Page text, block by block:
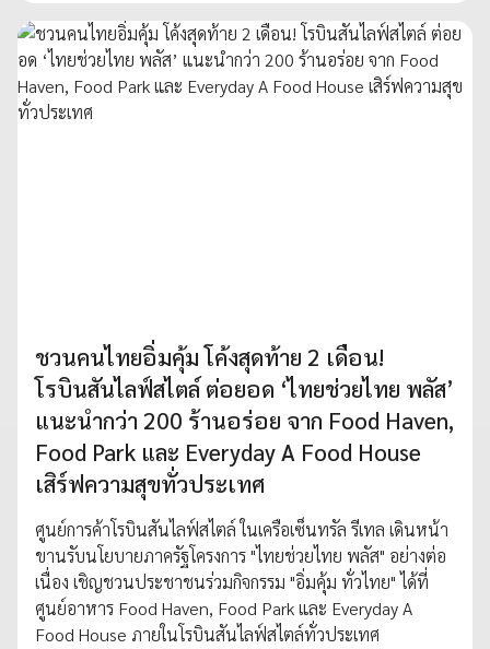
ชวนคนไทยอิ่มคุ้ม โค้งสุดท้าย 2 เดือน!
โรบินสันไลฟ์สไตล์ ต่อยอด ‘ไทยช่วยไทย พลัส’
แนะนำกว่า 200 ร้านอร่อย จาก Food Haven,
Food Park และ Everyday A Food House
เสิร์ฟความสุขทั่วประเทศ
ศูนย์การค้าโรบินสันไลฟ์สไตล์ ในเครือเซ็นทรัล รีเทล เดินหน้า
ขานรับนโยบายภาครัฐโครงการ "ไทยช่วยไทย พลัส" อย่างต่อ
เนื่อง เชิญชวนประชาชนร่วมกิจกรรม "อิ่มคุ้ม ทั่วไทย" ได้ที่
ศูนย์อาหาร Food Haven, Food Park และ Everyday A
Food House ภายในโรบินสันไลฟ์สไตล์ทั่วประเทศ